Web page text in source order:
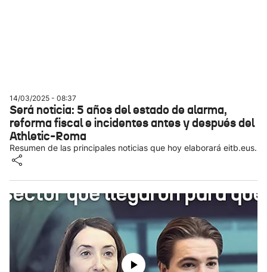
14/03/2025 - 08:37
Será noticia: 5 años del estado de alarma,
reforma fiscal e incidentes antes y después del
Athletic-Roma
Resumen de las principales noticias que hoy elaborará eitb.eus.